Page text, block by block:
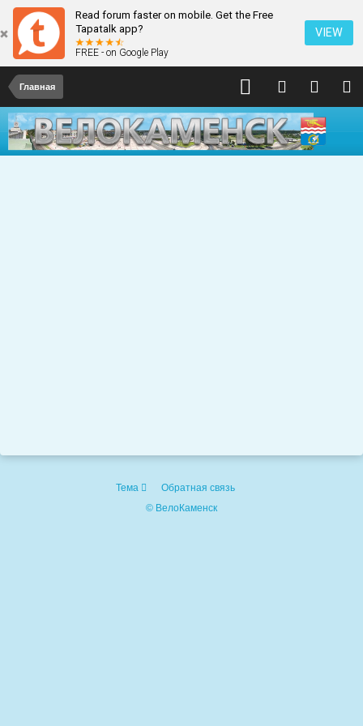
Read forum faster on mobile. Get the Free
Tapatalk app?
FREE - on Google Play
VIEW
Главная
Тема
Обратная связь
© ВелоКаменск